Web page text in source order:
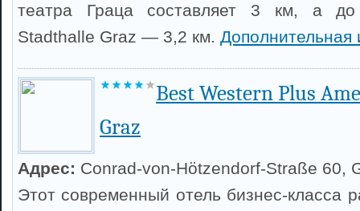
театра Граца составляет 3 км, а до
Stadthalle Graz — 3,2 км.
Best Western Plus
Graz
Адрес: Conrad-von-Hötzendorf-Straße 60,
Этот современный отель бизнес-класса